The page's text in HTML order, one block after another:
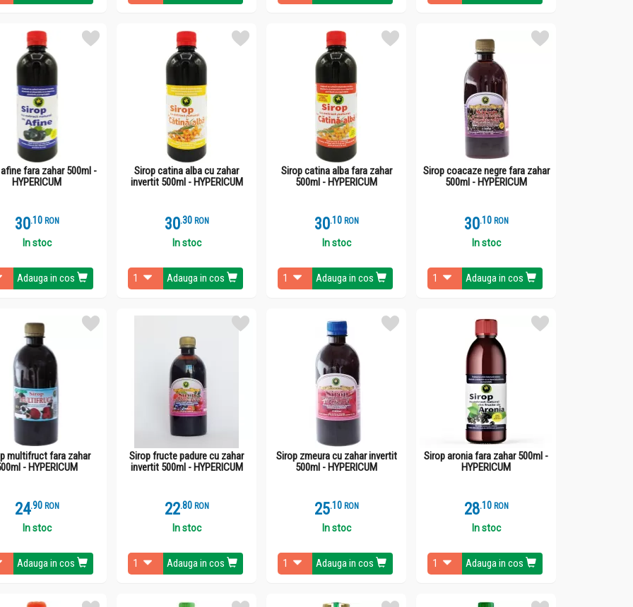
fara zahar 500ml -
HYPERICUM
30.1 RON
In stoc
Adauga in cos
Sirop catina alba cu zahar
invertit 500ml - HYPERICUM
30.3 RON
In stoc
Adauga in cos
Sirop catina alba fara zahar
500ml - HYPERICUM
30.1 RON
In stoc
Adauga in cos
Sirop coacaze negre fara zahar
500ml - HYPERICUM
30.1 RON
In stoc
Adauga in cos
multifruct fara zahar
- HYPERICUM
24.9 RON
In stoc
Adauga in cos
Sirop fructe padure cu zahar
invertit 500ml - HYPERICUM
22.8 RON
In stoc
Adauga in cos
Sirop zmeura cu zahar invertit
500ml - HYPERICUM
25.1 RON
In stoc
Adauga in cos
Sirop aronia fara zahar 500ml -
HYPERICUM
28.1 RON
In stoc
Adauga in cos